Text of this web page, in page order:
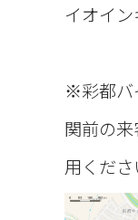
に
う
イオイ
※彩都バ
関前の
用くださ